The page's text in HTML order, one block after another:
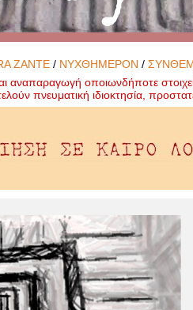
ZANTE / ΝΥΧΘΗΜΕΡΟΝ /
αναπαραγωγή οποιωνδήποτε
πνευματική ιδιοκτησία,